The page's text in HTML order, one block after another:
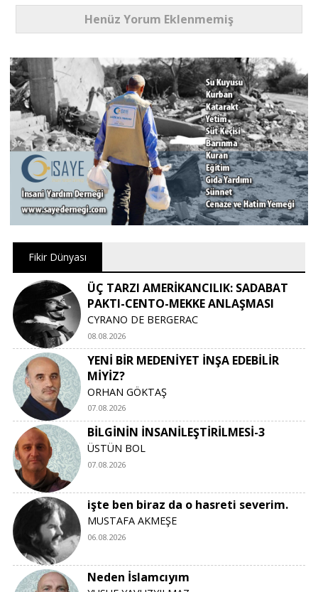
Henüz Yorum Eklenmemiş
Fikir Dünyası
ÜÇ TARZI AMERİKANCILIK: SADABAT
PAKTI-CENTO-MEKKE ANLAŞMASI
CYRANO DE BERGERAC
08.08.2026
YENİ BİR MEDENİYET İNŞA EDEBİLİR
MİYİZ?
ORHAN GÖKTAŞ
07.08.2026
BİLGİNİN İNSANİLEŞTİRİLMESİ-3
ÜSTÜN BOL
07.08.2026
işte ben biraz da o hasreti severim.
MUSTAFA AKMEŞE
06.08.2026
Neden İslamcıyım